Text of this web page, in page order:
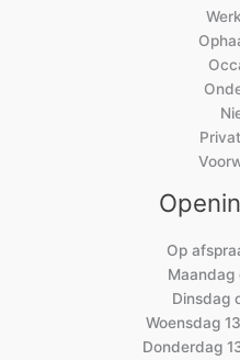
Op
Maandag
Dinsdag
Woensdag
Donderdag